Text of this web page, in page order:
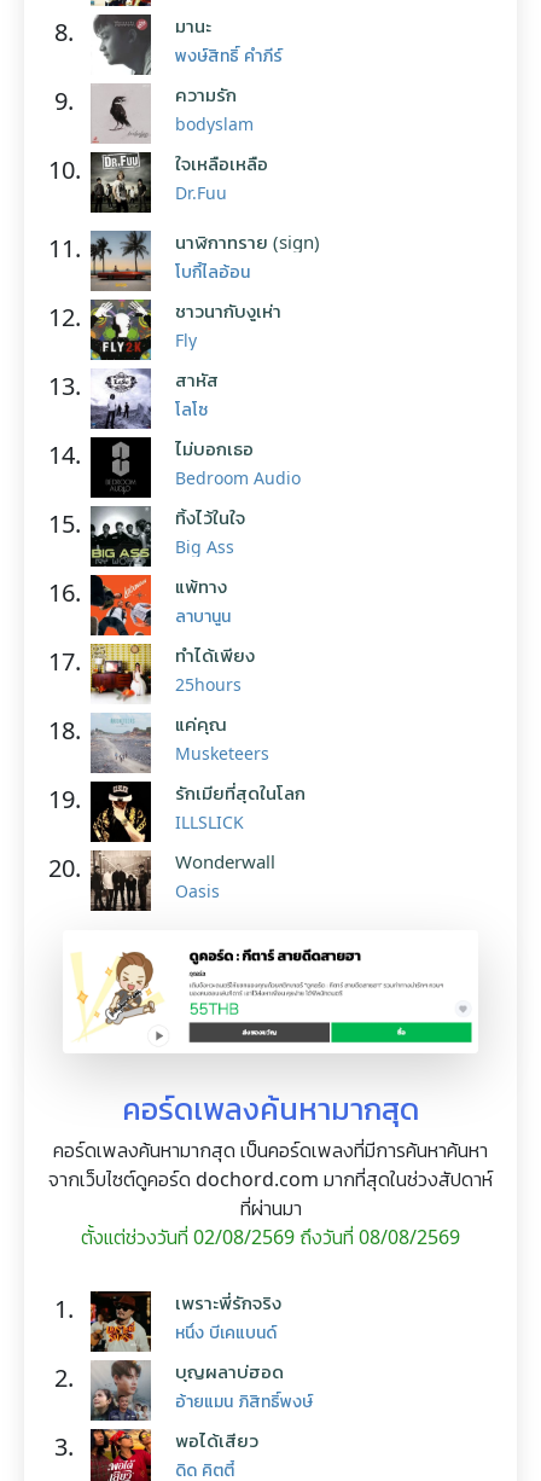
8. มานะ
พงษ์สิทธิ์ คำภีร์
9. ความรัก
bodyslam
10. ใจเหลือเหลือ
Dr.Fuu
11. นาฬิกาทราย (sign)
โบกี้ไลอ้อน
12. ชาวนากับงูเห่า
Fly
13. สาหัส
โลโซ
14. ไม่บอกเธอ
Bedroom Audio
15. ทิ้งไว้ในใจ
Big Ass
16. แพ้ทาง
ลาบานูน
17. ทำได้เพียง
25hours
18. แค่คุณ
Musketeers
19. รักเมียที่สุดในโลก
ILLSLICK
20. Wonderwall
Oasis
คอร์ดเพลงค้นหามากสุด
คอร์ดเพลงค้นหามากสุด เป็นคอร์ดเพลงที่มีการค้นหาค้นหา
จากเว็บไซต์ดูคอร์ด dochord.com มากที่สุดในช่วงสัปดาห์
ที่ผ่านมา
ตั้งแต่ช่วงวันที่ 02/08/2569 ถึงวันที่ 08/08/2569
1. เพราะพี่รักจริง
หนึ่ง บีเคแบนด์
2. บุญผลาบ่ฮอด
อ้ายแมน ภิสิทธิ์พงษ์
3. พอได้เสียว
ดิด คิตตี้